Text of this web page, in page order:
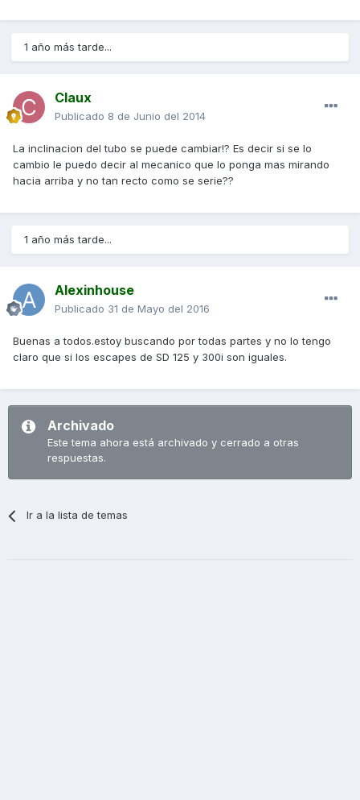
1 año más tarde...
Claux
Publicado 8 de Junio del 2014
La inclinacion del tubo se puede cambiar!? Es decir si se lo
cambio le puedo decir al mecanico que lo ponga mas mirando
hacia arriba y no tan recto como se serie??
1 año más tarde...
Alexinhouse
Publicado 31 de Mayo del 2016
Buenas a todos.estoy buscando por todas partes y no lo tengo
claro que si los escapes de SD 125 y 300i son iguales.
Archivado
Este tema ahora está archivado y cerrado a otras
respuestas.
Ir a la lista de temas